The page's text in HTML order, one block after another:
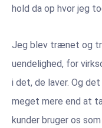
hold da op hvor jeg
Jeg blev trænet og
uendelighed, for
i det, de laver. Og
meget mere end at
kunder bruger os